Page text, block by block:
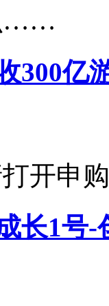
……
300亿
开申
长1号-